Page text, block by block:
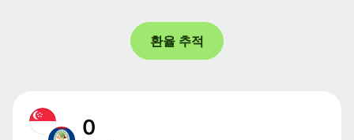
환율 추적
0